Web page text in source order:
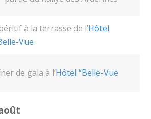
à la terrasse de l’Hôtel
Vue
de gala à l’Hôtel “Belle-Vue